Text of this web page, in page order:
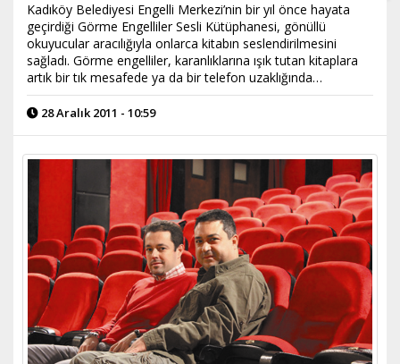
Kadıköy Belediyesi Engelli Merkezi’nin bir yıl önce hayata
geçirdiği Görme Engelliler Sesli Kütüphanesi, gönüllü
okuyucular aracılığıyla onlarca kitabın seslendirilmesini
sağladı. Görme engelliler, karanlıklarına ışık tutan kitaplara
artık bir tık mesafede ya da bir telefon uzaklığında…
28 Aralık 2011 - 10:59